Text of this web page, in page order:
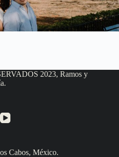
2023, Ramos y
Cabos, México.